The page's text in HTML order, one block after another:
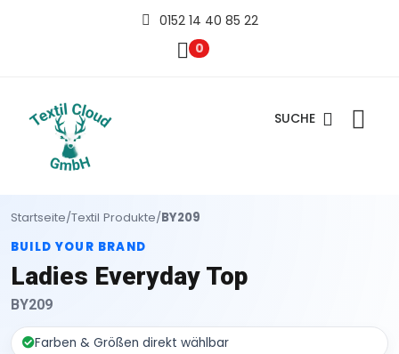
0152 14 40 85 22
0
SUCHE
Startseite/Textil Produkte/BY209
BUILD YOUR BRAND
Ladies Everyday Top
BY209
Farben & Größen direkt wählbar